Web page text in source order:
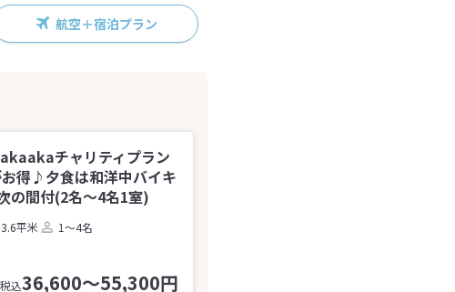
航空＋宿泊プラン
チャリティプラン
得♪夕食は和洋中バイキ
間付(2名～4名1室)
平米
1～4名
税込36,600～55,300円